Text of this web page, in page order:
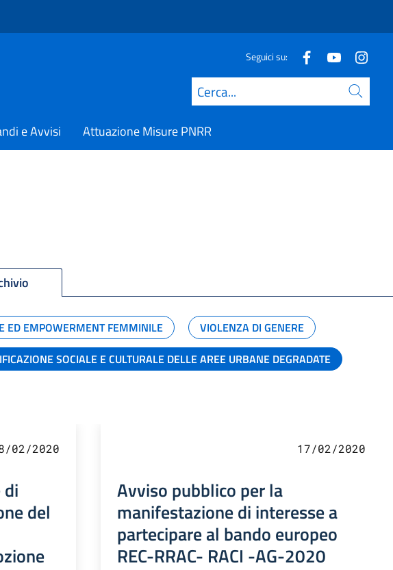
Seguici su:
Cerca
e Avvisi Attuazione Misure PNRR
ED EMPOWERMENT FEMMINILE
VIOLENZA DI GENERE
SOCIALE E CULTURALE DELLE AREE URBANE DEGRADATE
02/2020
del
17/02/2020
Avviso pubblico per la
manifestazione di interesse a
partecipare al bando europeo
REC-RRAC- RACI -AG-2020